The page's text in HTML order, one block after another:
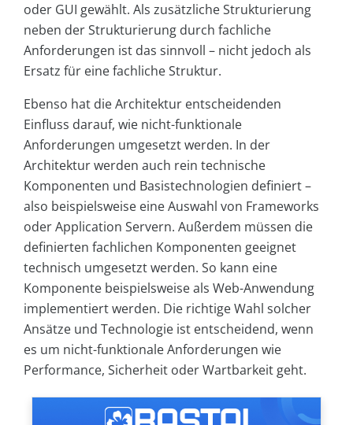
oder GUI gewählt. Als zusätzliche Strukturierung
neben der Strukturierung durch fachliche
Anforderungen ist das sinnvoll – nicht jedoch als
Ersatz für eine fachliche Struktur.
Ebenso hat die Architektur entscheidenden
Einfluss darauf, wie nicht-funktionale
Anforderungen umgesetzt werden. In der
Architektur werden auch rein technische
Komponenten und Basistechnologien definiert –
also beispielsweise eine Auswahl von Frameworks
oder Application Servern. Außerdem müssen die
definierten fachlichen Komponenten geeignet
technisch umgesetzt werden. So kann eine
Komponente beispielsweise als Web-Anwendung
implementiert werden. Die richtige Wahl solcher
Ansätze und Technologie ist entscheidend, wenn
es um nicht-funktionale Anforderungen wie
Performance, Sicherheit oder Wartbarkeit geht.